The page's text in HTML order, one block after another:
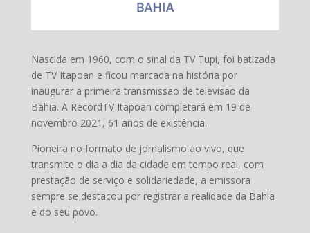
Nascida em 1960, com o sinal da TV Tupi, foi batizada
de TV Itapoan e ficou marcada na história por
inaugurar a primeira transmissão de televisão da
Bahia. A RecordTV Itapoan completará em 19 de
novembro 2021, 61 anos de existência.
Pioneira no formato de jornalismo ao vivo, que
transmite o dia a dia da cidade em tempo real, com
prestação de serviço e solidariedade, a emissora
sempre se destacou por registrar a realidade da Bahia
e do seu povo.